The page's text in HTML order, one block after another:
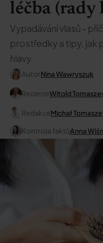
léčba (rady
Vypadávání vlasů -
prostředky a tipy, jak
hlavy.
AutorNina Wawryszuk
RecenzeWitold
RedakceMichał
Kontrola faktůAnna